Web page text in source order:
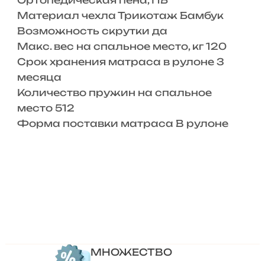
Материал чехла Трикотаж Бамбук
Возможность скрутки да
Макс. вес на спальное место, кг 120
Срок хранения матраса в рулоне 3
месяца
Количество пружин на спальное
место 512
Форма поставки матраса В рулоне
МНОЖЕСТВО